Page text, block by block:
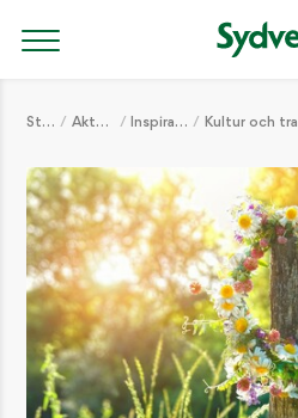
Start Aktuellt Inspiration Kultur och tradition